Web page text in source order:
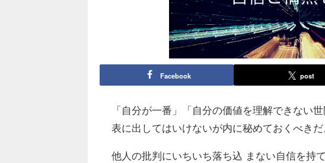
Facebook post
「自分が一番」「自分の価値を理解できない
表に出してはいけないが内に秘めておくべきだ
他人の批判にいちいち落ち込 まない自信を持て